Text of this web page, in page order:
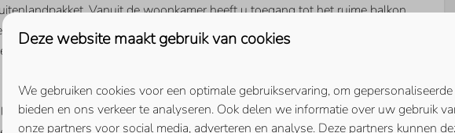
Wende
SLAAPKAMER
Aantal tweepersoonsbedden: 2
suite: 2
Vanuit de woonkamer heeft u toegang tot het ruime balkon
hele dag kunt genieten van eenadembenemend uitzicht
Tot in de late uurtjes varen de bootjes hier voorbij, terwijl u geniet van een
ingerichte keuken is voorzien van inbouwapparatuur zoals een vaatwasser,
Deze website maakt gebruik van cookies
We gebruiken cookies voor een optimale gebruikservaring, om
bieden en ons verkeer te analyseren. Ook delen we informatie over uw gebruik
onze partners voor social media, adverteren en analyse. Deze partners kunnen